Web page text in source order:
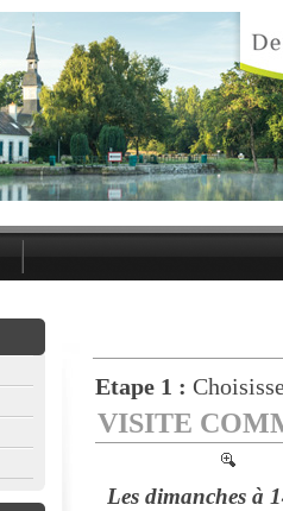
Etape 1 :
VISITE
Les dimanches à